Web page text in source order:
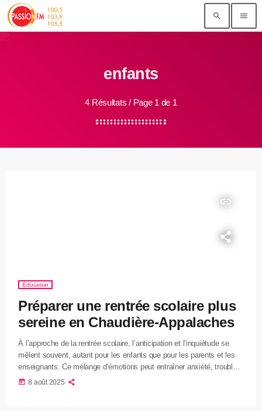
search menu
enfants
4 Résultats / Page 1 de 1
insert_link
Éducation
Préparer une rentrée scolaire plus
sereine en Chaudière-Appalaches
À l’approche de la rentrée scolaire, l’anticipation et l’inquiétude se
mêlent souvent, autant pour les enfants que pour les parents et les
enseignants. Ce mélange d’émotions peut entraîner anxiété, troubles
du sommeil, irritabilité ou difficultés de concentration. Dans la région
today 8 août 2025